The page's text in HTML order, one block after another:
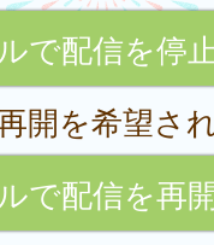
で配信を停
開を希望さ
で配信を再